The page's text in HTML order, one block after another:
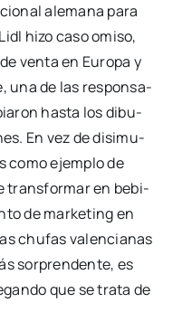
ale­ma­na para
hizo caso omi­so,
ven­ta en Euro­pa y
una de las res­pon­sa­
has­ta los dibu­
En vez de disi­mu­
como ejem­plo de
trans­for­mar en bebi­
de mar­ke­ting en
chu­fas valen­cia­nas
sor­pren­den­te, es
que se tra­ta de